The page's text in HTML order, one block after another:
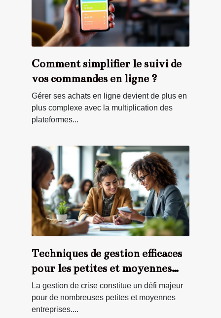
Comment simplifier le suivi de
vos commandes en ligne ?
Gérer ses achats en ligne devient de plus en
plus complexe avec la multiplication des
plateformes...
Techniques de gestion efficaces
pour les petites et moyennes
entreprises en crise
La gestion de crise constitue un défi majeur
pour de nombreuses petites et moyennes
entreprises....